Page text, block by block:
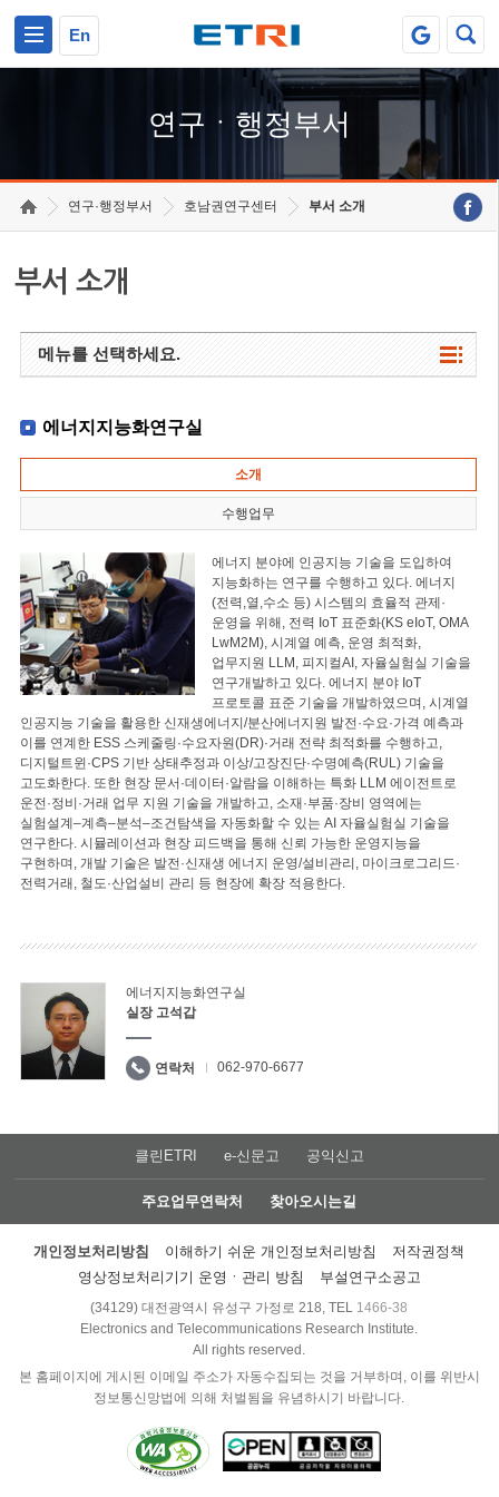
En
연구ㆍ행정부서
연구·행정부서 호남권연구센터 부서 소개
부서 소개
메뉴를 선택하세요.
에너지지능화연구실
소개
수행업무
에너지 분야에 인공지능 기술을 도입하여
지능화하는 연구를 수행하고 있다. 에너지
(전력,열,수소 등) 시스템의 효율적 관제·
운영을 위해, 전력 IoT 표준화(KS eIoT, OMA
LwM2M), 시계열 예측, 운영 최적화,
업무지원 LLM, 피지컬AI, 자율실험실 기술을
연구개발하고 있다. 에너지 분야 IoT
프로토콜 표준 기술을 개발하였으며, 시계열
인공지능 기술을 활용한 신재생에너지/분산에너지원 발전·수요·가격 예측과
이를 연계한 ESS 스케줄링·수요자원(DR)·거래 전략 최적화를 수행하고,
디지털트윈·CPS 기반 상태추정과 이상/고장진단·수명예측(RUL) 기술을
고도화한다. 또한 현장 문서·데이터·알람을 이해하는 특화 LLM 에이전트로
운전·정비·거래 업무 지원 기술을 개발하고, 소재·부품·장비 영역에는
실험설계–계측–분석–조건탐색을 자동화할 수 있는 AI 자율실험실 기술을
연구한다. 시뮬레이션과 현장 피드백을 통해 신뢰 가능한 운영지능을
구현하며, 개발 기술은 발전·신재생 에너지 운영/설비관리, 마이크로그리드·
전력거래, 철도·산업설비 관리 등 현장에 확장 적용한다.
에너지지능화연구실
실장 고석갑
연락처 062-970-6677
클린ETRI e-신문고 공익신고
주요업무연락처 찾아오시는길
개인정보처리방침 이해하기 쉬운 개인정보처리방침
저작권정책
영상정보처리기기 운영ㆍ관리 방침
부설연구소공고
(34129) 대전광역시 유성구 가정로 218, TEL 1466-38
Electronics and Telecommunications Research Institute.
All rights reserved.
본 홈페이지에 게시된 이메일 주소가 자동수집되는 것을 거부하며, 이를 위반시
정보통신망법에 의해 처벌됨을 유념하시기 바랍니다.